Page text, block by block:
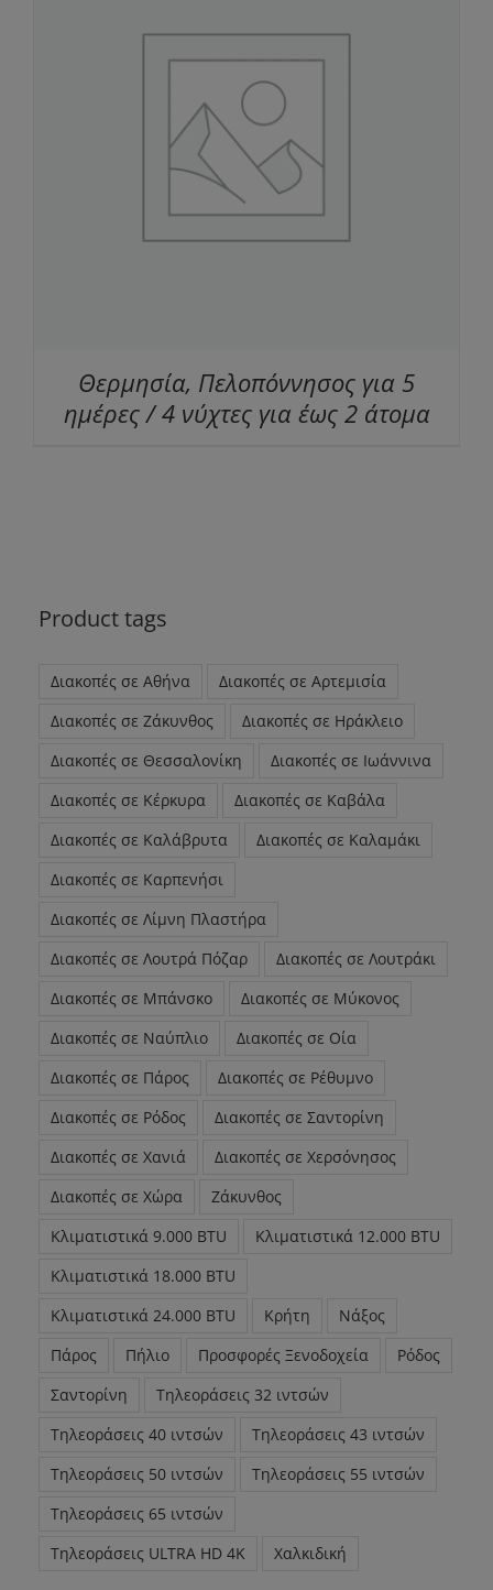
Θερμησία, Πελοπόννησος για 5
ημέρες / 4 νύχτες για έως 2 άτομα
Product tags
Διακοπές σε Αθήνα
Διακοπές σε Αρτεμισία
Διακοπές σε Ζάκυνθος
Διακοπές σε Ηράκλειο
Διακοπές σε Θεσσαλονίκη
Διακοπές σε Ιωάννινα
Διακοπές σε Κέρκυρα
Διακοπές σε Καβάλα
Διακοπές σε Καλάβρυτα
Διακοπές σε Καλαμάκι
Διακοπές σε Καρπενήσι
Διακοπές σε Λίμνη Πλαστήρα
Διακοπές σε Λουτρά Πόζαρ
Διακοπές σε Λουτράκι
Διακοπές σε Μπάνσκο
Διακοπές σε Μύκονος
Διακοπές σε Ναύπλιο
Διακοπές σε Οία
Διακοπές σε Πάρος
Διακοπές σε Ρέθυμνο
Διακοπές σε Ρόδος
Διακοπές σε Σαντορίνη
Διακοπές σε Χανιά
Διακοπές σε Χερσόνησος
Διακοπές σε Χώρα
Ζάκυνθος
Κλιματιστικά 9.000 BTU
Κλιματιστικά 12.000 BTU
Κλιματιστικά 18.000 BTU
Κλιματιστικά 24.000 BTU
Κρήτη
Νάξος
Πάρος
Πήλιο Προσφορές Ξενοδοχεία
Ρόδος
Σαντορίνη
Τηλεοράσεις 32 ιντσών
Τηλεοράσεις 40 ιντσών
Τηλεοράσεις 43 ιντσών
Τηλεοράσεις 50 ιντσών
Τηλεοράσεις 55 ιντσών
Τηλεοράσεις 65 ιντσών
Τηλεοράσεις ULTRA HD 4K
Χαλκιδική